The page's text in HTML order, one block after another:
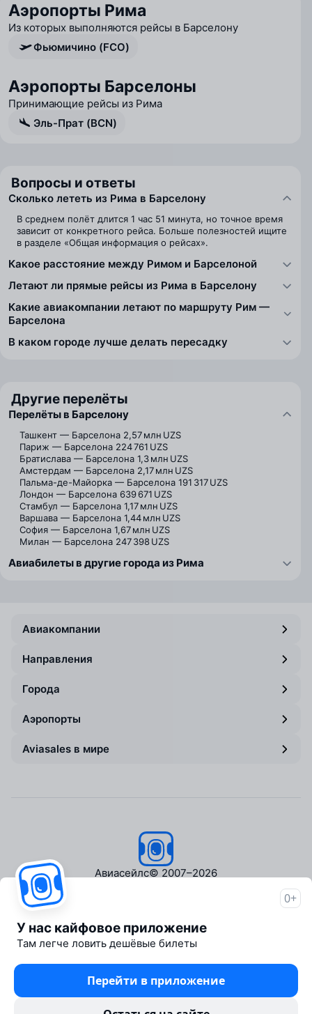
Аэропорты Рима
Из которых выполняются рейсы в Барселону
Фьюмичино (FCO)
Аэропорты Барселоны
Принимающие рейсы из Рима
Эль-Прат (BCN)
Вопросы и ответы
Сколько лететь из Рима в Барселону
В среднем полёт длится 1 час 51 минута, но точное время
зависит от конкретного рейса. Больше полезностей ищите
в разделе «Общая информация о рейсах».
Какое расстояние между Римом и Барселоной
Летают ли прямые рейсы из Рима в Барселону
Какие авиакомпании летают по маршруту Рим —
Барселона
В каком городе лучше делать пересадку
Другие перелёты
Перелёты в Барселону
Ташкент — Барселона 2,57 млн UZS
Париж — Барселона 224 761 UZS
Братислава — Барселона 1,3 млн UZS
Амстердам — Барселона 2,17 млн UZS
Пальма-де-Майорка — Барселона 191 317 UZS
Лондон — Барселона 639 671 UZS
Стамбул — Барселона 1,17 млн UZS
Варшава — Барселона 1,44 млн UZS
София — Барселона 1,67 млн UZS
Милан — Барселона 247 398 UZS
Авиабилеты в другие города из Рима
Авиакомпании
Направления
Города
Аэропорты
Aviasales в мире
Авиасейлс© 2007–2026
Пресс‑центр
Travelpayouts
Партнёрская программа
Медиа Yo'lovchi
Трэвел‑медиа Aviasales.uz
0+
У нас кайфовое приложение
Там легче ловить дешёвые билеты
Перейти в приложение